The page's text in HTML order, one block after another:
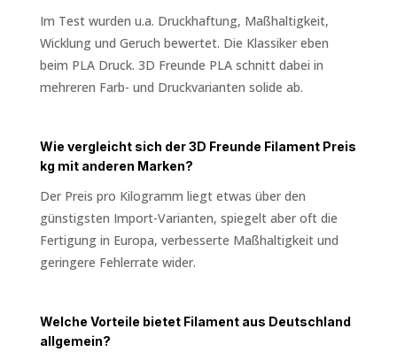
Im Test wurden u.a. Druckhaftung, Maßhaltigkeit,
Wicklung und Geruch bewertet. Die Klassiker eben
beim PLA Druck. 3D Freunde PLA schnitt dabei in
mehreren Farb- und Druckvarianten solide ab.
Wie vergleicht sich der 3D Freunde Filament Preis
kg mit anderen Marken?
Der Preis pro Kilogramm liegt etwas über den
günstigsten Import-Varianten, spiegelt aber oft die
Fertigung in Europa, verbesserte Maßhaltigkeit und
geringere Fehlerrate wider.
Welche Vorteile bietet Filament aus Deutschland
allgemein?